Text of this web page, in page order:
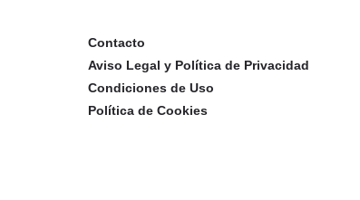
Contacto
Aviso Legal y Política de Privacidad
Condiciones de Uso
Política de Cookies